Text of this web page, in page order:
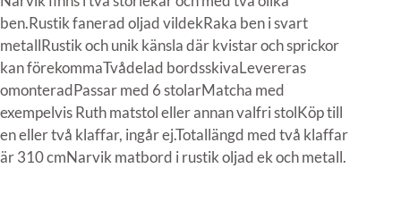
ben.Rustik fanerad oljad vildekRaka ben i svart
metallRustik och unik känsla där kvistar och sprickor
kan förekommaTvådelad bordsskivaLevereras
omonteradPassar med 6 stolarMatcha med
exempelvis Ruth matstol eller annan valfri stolKöp till
en eller två klaffar, ingår ej.Totallängd med två klaffar
är 310 cmNarvik matbord i rustik oljad ek och metall.